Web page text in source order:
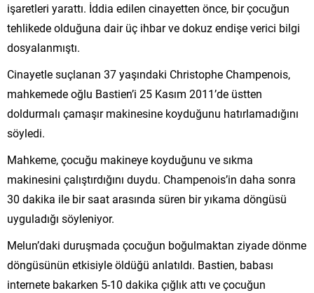
işaretleri yarattı. İddia edilen cinayetten önce, bir çocuğun
tehlikede olduğuna dair üç ihbar ve dokuz endişe verici bilgi
dosyalanmıştı.
Cinayetle suçlanan 37 yaşındaki Christophe Champenois,
mahkemede oğlu Bastien’i 25 Kasım 2011’de üstten
doldurmalı çamaşır makinesine koyduğunu hatırlamadığını
söyledi.
Mahkeme, çocuğu makineye koyduğunu ve sıkma
makinesini çalıştırdığını duydu. Champenois’in daha sonra
30 dakika ile bir saat arasında süren bir yıkama döngüsü
uyguladığı söyleniyor.
Melun’daki duruşmada çocuğun boğulmaktan ziyade dönme
döngüsünün etkisiyle öldüğü anlatıldı. Bastien, babası
internete bakarken 5-10 dakika çığlık attı ve çocuğun